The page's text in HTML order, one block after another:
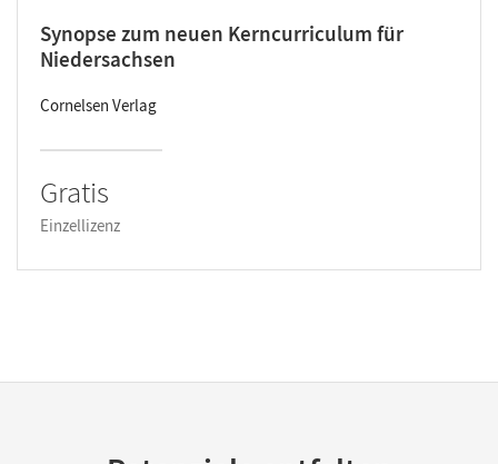
Synopse zum neuen Kerncurriculum für
Niedersachsen
Cornelsen Verlag
Gratis
Einzellizenz